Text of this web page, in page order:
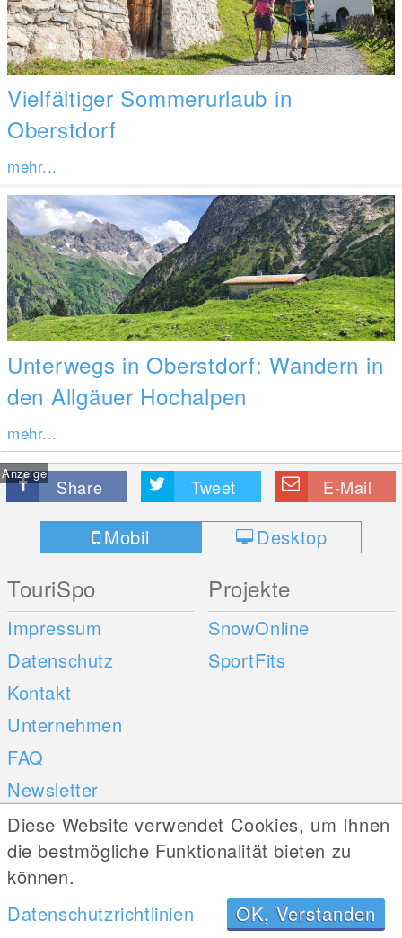
Vielfältiger Sommerurlaub in
Oberstdorf
mehr...
Unterwegs in Oberstdorf: Wandern in
den Allgäuer Hochalpen
mehr...
Anzeige
Share Tweet E-Mail
Mobil Desktop
TouriSpo
Impressum
Datenschutz
Kontakt
Unternehmen
FAQ
Newsletter
Umfragen
Projekte
SnowOnline
SportFits
Mobile Apps
iOS
Diese Website verwendet Cookies, um Ihnen
die bestmögliche Funktionalität bieten zu
können.
Datenschutzrichtlinien
OK, Verstanden